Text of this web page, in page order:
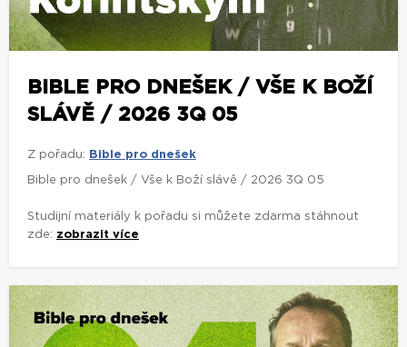
BIBLE PRO DNEŠEK / VŠE K BOŽÍ
SLÁVĚ / 2026 3Q 05
Z pořadu: Bible pro dnešek
Bible pro dnešek / Vše k Boží slávě / 2026 3Q 05
Studijní materiály k pořadu si můžete zdarma stáhnout
zde: zobrazit více